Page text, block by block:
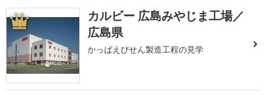
1
カルビー 広島みやじま工場／
広島県
かっぱえびせん製造工程の見学